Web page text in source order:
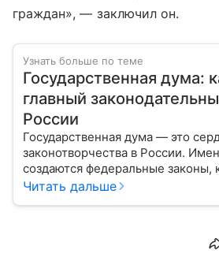
граждан», — заключил он.
Узнать больше по теме
Государственная дума:
главный
России
Государственная дума — это
законотворчества в России.
создаются федеральные законы,
жизни каждого гражданина: от
Читать дальше